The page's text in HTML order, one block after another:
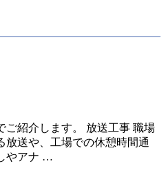
ご紹介します。 放送工事 職場
放送や、工場での休憩時間通
やアナ …